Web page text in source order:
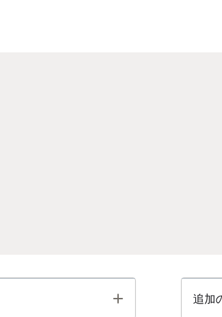
Toggle 追加